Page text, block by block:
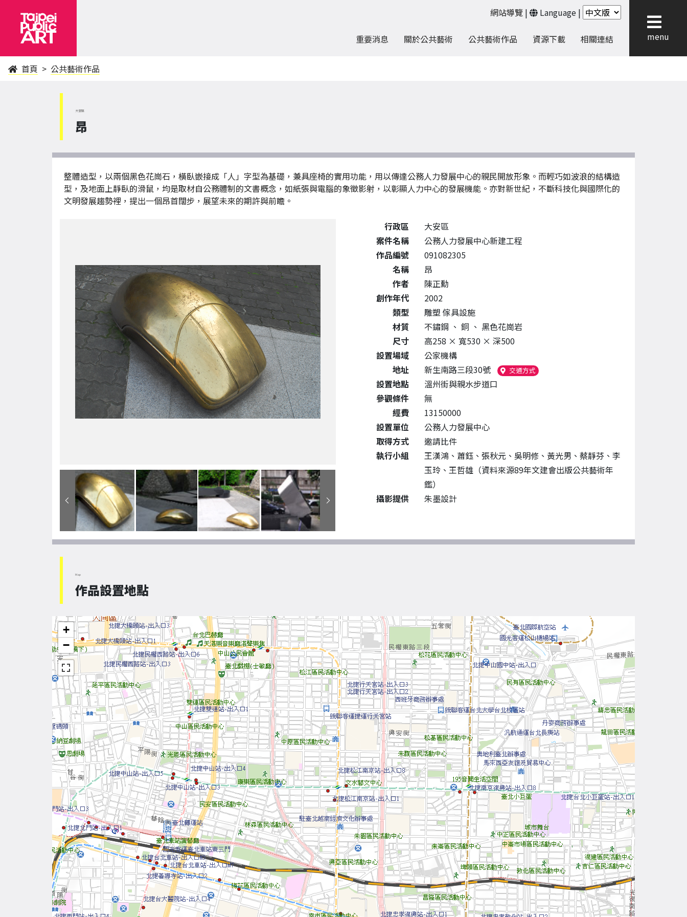
網站導覽 | Language |
重要消息 關於公共藝術 公共藝術作品 資源下載 相關連結 menu
首頁 公共藝術作品
大安區
昂
整體造型，以兩個黑色花崗石，橫臥嵌接成「人」字型為基礎，兼具座椅的實用功能，用以傳達公務人力發展中心的親民開放形象。而輕巧如波浪的結構造
型，及地面上靜臥的滑鼠，均是取材自公務體制的文書概念，如紙張與電腦的象徵影射，以彰顯人力中心的發展機能。亦對新世紀，不斷科技化與國際化的
文明發展趨勢裡，提出一個昂首闊步，展望未來的期許與前瞻。
公共藝術作品詳細資料
行政區
大安區
案件名稱
公務人力發展中心新建工程
作品編號
091082305
名稱
昂
作者
陳正勳
創作年代
2002
類型
雕塑 傢具設施
材質
不鏽鋼 、 銅 、 黑色花崗岩
尺寸
高258 × 寬530 × 深500
設置場域
公家機構
地址
新生南路三段30號 交通方式（另開新視窗）
設置地點
溫州街與親水步道口
參觀條件
無
經費
13150000
設置單位
公務人力發展中心
取得方式
邀請比件
執行小組
王漢鴻、蕭鈺、張秋元、吳明修、黃光男、蔡靜芬、李
玉玲、王哲雄（資料來源89年文建會出版公共藝術年
鑑）
攝影提供
朱墨設計
Map
作品設置地點
+
−